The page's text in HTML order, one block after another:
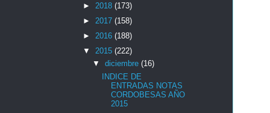
► 2018 (173)
► 2017 (158)
► 2016 (188)
▼ 2015 (222)
▼ diciembre (16)
INDICE DE
ENTRADAS NOTAS
CORDOBESAS AÑO
2015